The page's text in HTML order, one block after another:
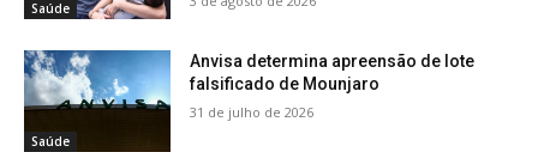
Saúde
Saúde
Anvisa determina apreensão de lote
falsificado de Mounjaro
31 de julho de 2026